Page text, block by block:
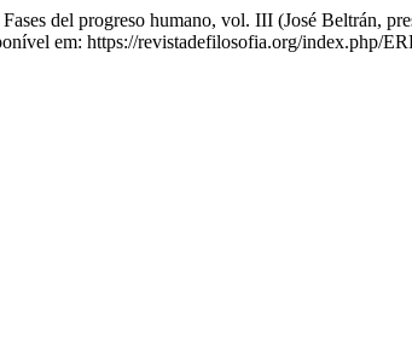
del progreso humano, vol. III (José Beltrán,
em: https://revistadefilosofia.org/index.php/